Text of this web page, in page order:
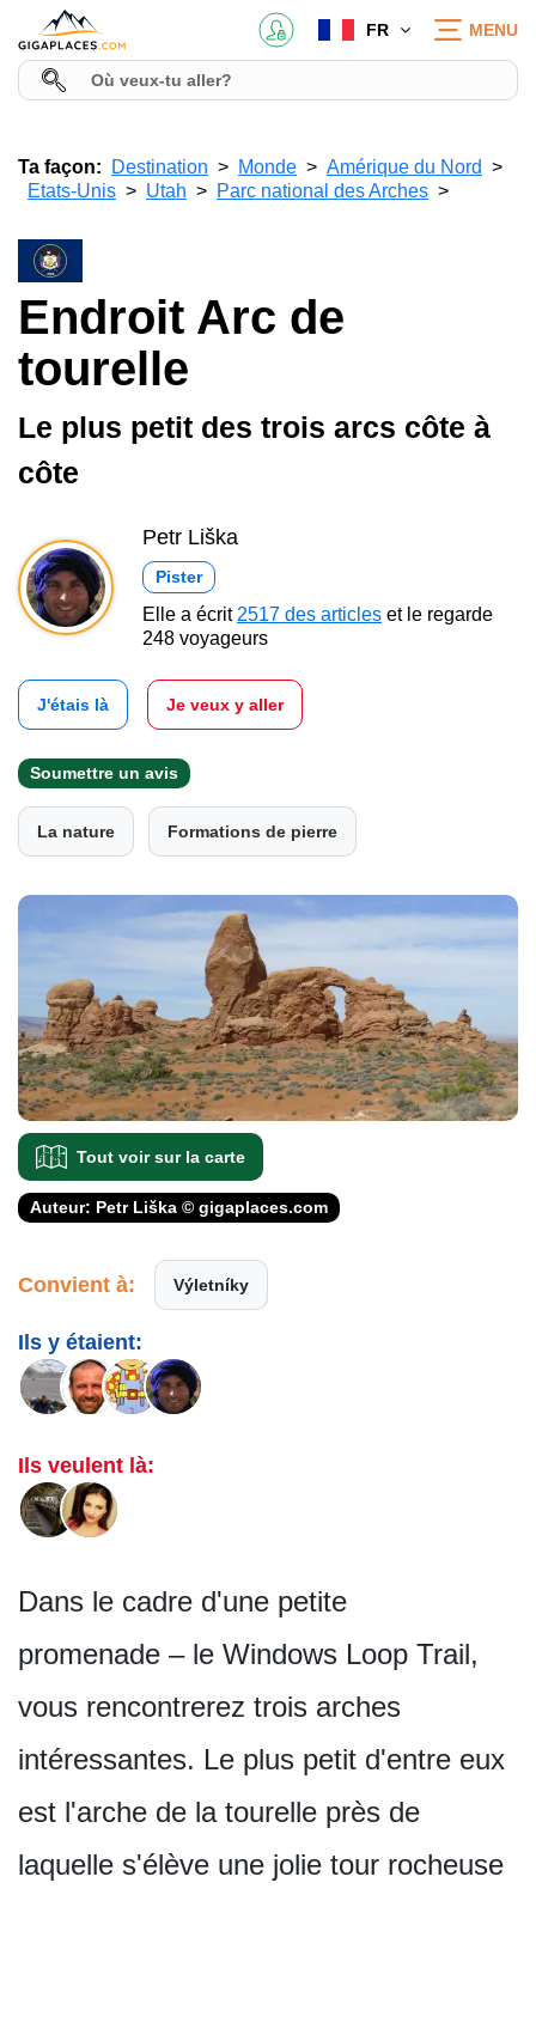
FR MENU
Ta façon: Destination Monde
Amérique du Nord
Etats-Unis
Utah Parc national des Arches
Endroit Arc de
tourelle
Le plus petit des trois arcs côte à
côte
Petr Liška
Pister
Elle a écrit 2517 des articles et le regarde
248 voyageurs
J'étais là Je veux y aller
Soumettre un avis
La nature Formations de pierre
Tout voir sur la carte
Auteur: Petr Liška © gigaplaces.com
Convient à: Výletníky
Ils y étaient:
Ils veulent là:
Dans le cadre d'une petite
promenade – le Windows Loop Trail,
vous rencontrerez trois arches
intéressantes. Le plus petit d'entre eux
est l'arche de la tourelle près de
laquelle s'élève une jolie tour rocheuse